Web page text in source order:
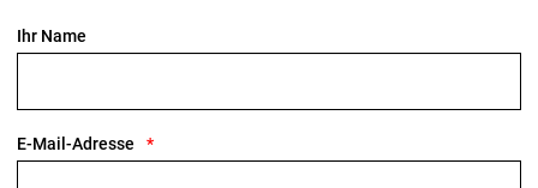
Ihr Name
E-Mail-Adresse